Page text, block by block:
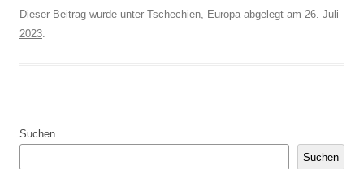
Dieser Beitrag wurde unter Tschechien, Europa abgelegt am 26. Juli
2023.
Suchen
Suchen